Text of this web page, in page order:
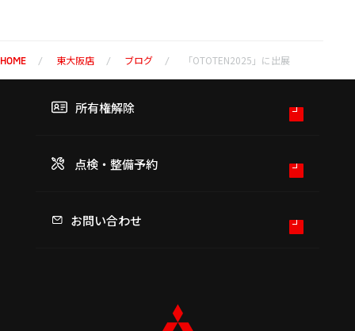
HOME 東大阪店 ブログ 「OTOTEN2025」に出展
所有権解除
点検・整備予約
お問い合わせ